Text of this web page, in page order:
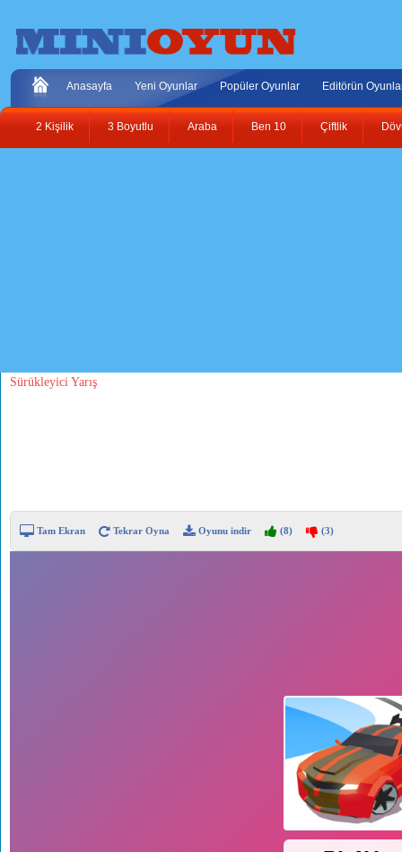
Anasayfa Yeni Oyunlar Popüler Oyunlar Editörün
2 Kişilik 3 Boyutlu Araba Ben 10 Çiftlik
Sürükleyici Yarış
Tam Ekran Tekrar Oyna Oyunu indir (8) (3)